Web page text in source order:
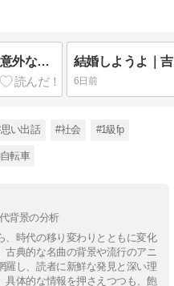
「ひやしあめ」と「あめゆ」の意外な関係｜サンガリア自販機で知った驚きの事実
6日前
い出話 #社会 #1級fp
転車
背景の分析
、時代の移り変わりとともに変化
典的な名曲の背景や流行のアニ
羅し、読者に新鮮な発見と深い理
具体的な情報を押さえつつも、飽